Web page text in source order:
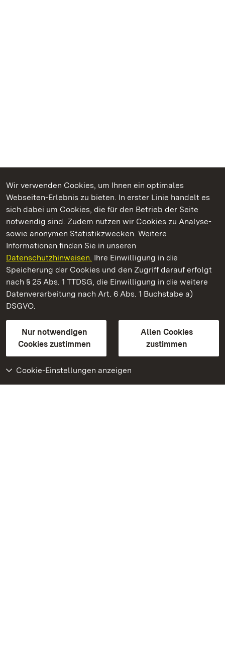
Wir verwenden Cookies, um Ihnen ein optimales
Webseiten-Erlebnis zu bieten. In erster Linie handelt es
sich dabei um Cookies, die für den Betrieb der Seite
notwendig sind. Zudem nutzen wir Cookies zu Analyse-
sowie anonymen Statistikzwecken. Weitere
Informationen finden Sie in unseren
Datenschutzhinweisen. Ihre Einwilligung in die
Speicherung der Cookies und den Zugriff darauf erfolgt
nach § 25 Abs. 1 TTDSG, die Einwilligung in die weitere
Datenverarbeitung nach Art. 6 Abs. 1 Buchstabe a)
DSGVO.
Nur notwendigen
Cookies zustimmen
Allen Cookies
zustimmen
Cookie-Einstellungen anzeigen
Kommen. Staunen. Genießen.
Schloss Solitude
Staatliche Schlösser und Gärten Baden-Württemberg
Kontakt
GebärdenspracheLeichte Sprache
Erklärung zur Barrierefreiheit
BITV-konform (geprüfte Seiten)
Weiteres